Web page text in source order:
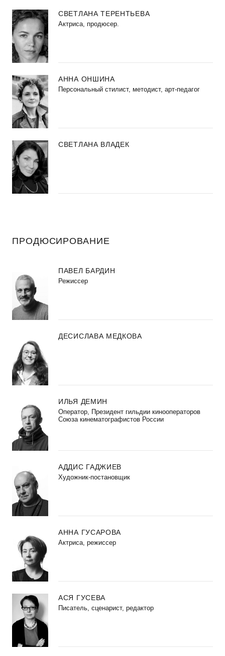
СВЕТЛАНА ТЕРЕНТЬЕВА
Актриса, продюсер.
АННА ОНШИНА
Персональный стилист, методист, арт-педагог
СВЕТЛАНА ВЛАДЕК
ПРОДЮСИРОВАНИЕ
ПАВЕЛ БАРДИН
Режиссер
ДЕСИСЛАВА МЕДКОВА
ИЛЬЯ ДЕМИН
Оператор, Президент гильдии кинооператоров
Союза кинематографистов России
АДДИС ГАДЖИЕВ
Художник-постановщик
АННА ГУСАРОВА
Актриса, режиссер
АСЯ ГУСЕВА
Писатель, сценарист, редактор